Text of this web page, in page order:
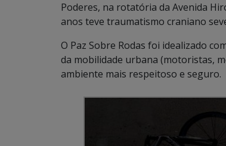
Poderes, na rotatória da Avenida
anos teve traumatismo craniano
O Paz Sobre Rodas foi idealizado
da mobilidade urbana (motoristas,
ambiente mais respeitoso e seguro.